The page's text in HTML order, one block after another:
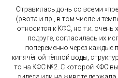
Отравилась дочь со всеми
(рвота и пр., в том числе и
относится к КФС, но т.к. очень
подруге, согласилась их
попеременно через каждые
кипячёной тёплой воды,
то на КФС №2. С которой КФС